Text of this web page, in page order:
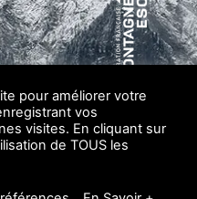
pour améliorer votre
vos
visites. En cliquant sur
de TOUS les